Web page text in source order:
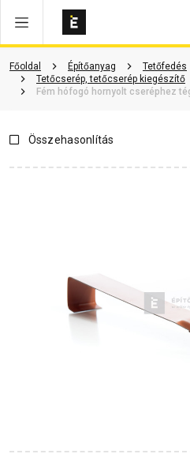
Főoldal Építőanyag
Tetőfedés
Tetőcserép, tetőcserép kiegészítő
Fém hófogó hornyolt cseréphez
Vásárlói vélemények Kérdések
Összehasonlítás